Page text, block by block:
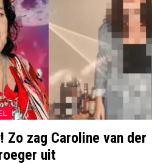
Zo zag Caroline van der
uit